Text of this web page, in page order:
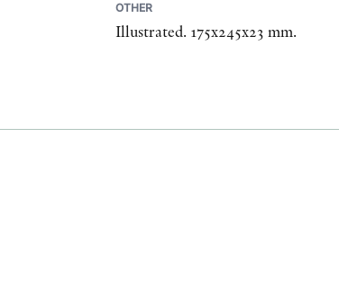
OTHER
Illustrated. 175x245x23 mm.